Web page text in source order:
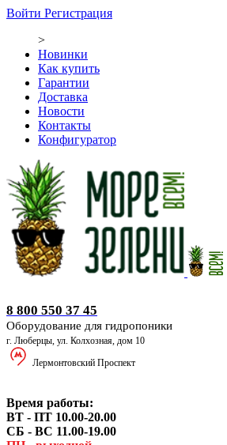
Войти Регистрация
>
Новинки
Как купить
Гарантии
Доставка
Новости
Контакты
Конфигуратор
8 800 550 37 45
Оборудование для гидропоники
г. Люберцы, ул. Колхозная, дом 10
Лермонтовский Проспект
Время работы:
ВТ - ПТ 10.00-20.00
СБ - ВС 11.00-19.00